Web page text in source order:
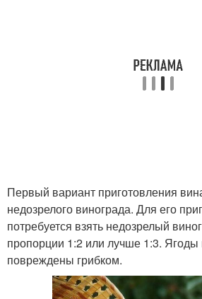
Первый вариант приготовления
недозрелого винограда. Для его
потребуется взять недозрелый
пропорции 1:2 или лучше 1:3.
повреждены грибком.